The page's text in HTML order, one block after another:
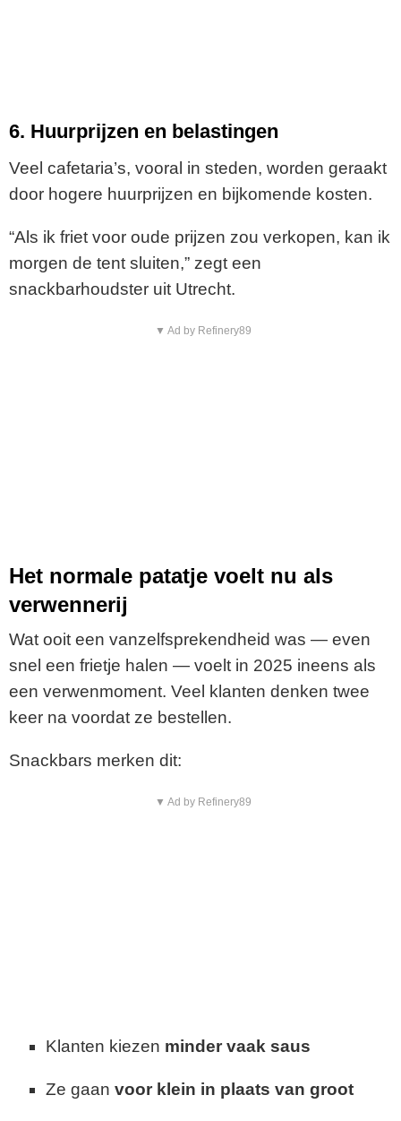
6. Huurprijzen en belastingen
Veel cafetaria’s, vooral in steden, worden geraakt
door hogere huurprijzen en bijkomende kosten.
“Als ik friet voor oude prijzen zou verkopen, kan ik
morgen de tent sluiten,” zegt een
snackbarhoudster uit Utrecht.
▼ Ad by Refinery89
Het normale patatje voelt nu als
verwennerij
Wat ooit een vanzelfsprekendheid was — even
snel een frietje halen — voelt in 2025 ineens als
een verwenmoment. Veel klanten denken twee
keer na voordat ze bestellen.
Snackbars merken dit:
▼ Ad by Refinery89
Klanten kiezen minder vaak saus
Ze gaan voor klein in plaats van groot